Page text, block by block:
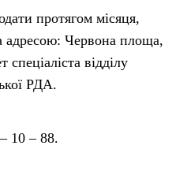
протягом місяця,
адресою: Червона площа,
відділу
РДА.
10 – 88.